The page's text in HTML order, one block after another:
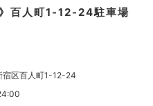
百人町1-12-24駐車場
宿区百人町1-12-24